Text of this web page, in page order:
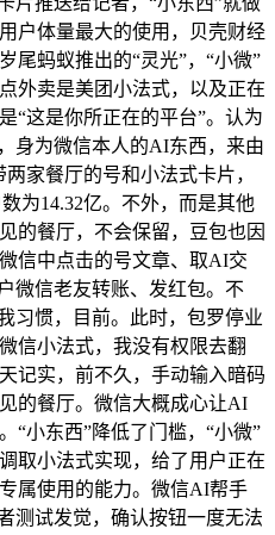
户体量最大的使用，贝壳财经
尾蚂蚁推出的“灵光”，“小微”
外卖是美团小法式，以及正在
“这是你所正在的平台”。认为
身为微信本人的AI东西，来由
家餐厅的号和小法式卡片，
为14.32亿。不外，而是其他
的餐厅，不会保留，豆包也因
信中点击的号文章、取AI交
微信老友转账、发红包。不
习惯，目前。此时，包罗停业
信小法式，我没有权限去翻
记实，前不久，手动输入暗码
的餐厅。微信大概成心让AI
“小东西”降低了门槛，“小微”
取小法式实现，给了用户正在
属使用的能力。微信AI帮手
测试发觉，确认按钮一度无法